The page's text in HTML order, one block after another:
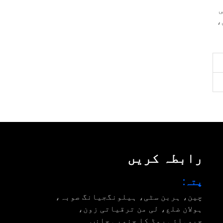
رابطہ کریں
پتہ:
چین، ہربن سٹی، ہیلونگجیانگ صوبہ،
ہولان ضلع، لی من ترقیاتی زون،
جیوہائی روڈ کا جنوبی جانب